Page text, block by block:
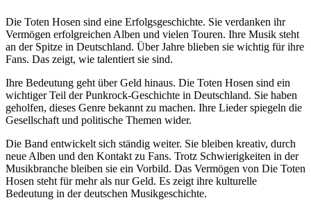
Die Toten Hosen sind eine Erfolgsgeschichte. Sie verdanken ihr
Vermögen erfolgreichen Alben und vielen Touren. Ihre Musik steht
an der Spitze in Deutschland. Über Jahre blieben sie wichtig für ihre
Fans. Das zeigt, wie talentiert sie sind.
Ihre Bedeutung geht über Geld hinaus. Die Toten Hosen sind ein
wichtiger Teil der Punkrock-Geschichte in Deutschland. Sie haben
geholfen, dieses Genre bekannt zu machen. Ihre Lieder spiegeln die
Gesellschaft und politische Themen wider.
Die Band entwickelt sich ständig weiter. Sie bleiben kreativ, durch
neue Alben und den Kontakt zu Fans. Trotz Schwierigkeiten in der
Musikbranche bleiben sie ein Vorbild. Das Vermögen von Die Toten
Hosen steht für mehr als nur Geld. Es zeigt ihre kulturelle
Bedeutung in der deutschen Musikgeschichte.